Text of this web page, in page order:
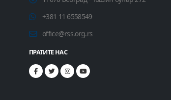
+381 11 6558549
office@rss.org.rs
ПРАТИТЕ НАС